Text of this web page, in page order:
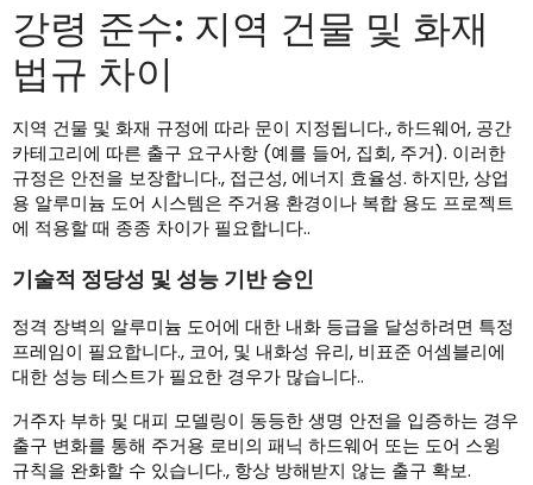
강령 준수: 지역 건물 및 화재
법규 차이
지역 건물 및 화재 규정에 따라 문이 지정됩니다., 하드웨어, 공간
카테고리에 따른 출구 요구사항 (예를 들어, 집회, 주거). 이러한
규정은 안전을 보장합니다., 접근성, 에너지 효율성. 하지만, 상업
용 알루미늄 도어 시스템은 주거용 환경이나 복합 용도 프로젝트
에 적용할 때 종종 차이가 필요합니다..
기술적 정당성 및 성능 기반 승인
정격 장벽의 알루미늄 도어에 대한 내화 등급을 달성하려면 특정
프레임이 필요합니다., 코어, 및 내화성 유리, 비표준 어셈블리에
대한 성능 테스트가 필요한 경우가 많습니다..
거주자 부하 및 대피 모델링이 동등한 생명 안전을 입증하는 경우
출구 변화를 통해 주거용 로비의 패닉 하드웨어 또는 도어 스윙
규칙을 완화할 수 있습니다., 항상 방해받지 않는 출구 확보.